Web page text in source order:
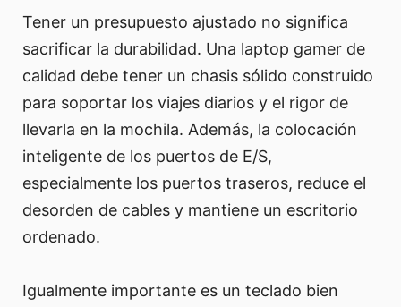
Tener un presupuesto ajustado no significa
sacrificar la durabilidad. Una laptop gamer de
calidad debe tener un chasis sólido construido
para soportar los viajes diarios y el rigor de
llevarla en la mochila. Además, la colocación
inteligente de los puertos de E/S,
especialmente los puertos traseros, reduce el
desorden de cables y mantiene un escritorio
ordenado.
Igualmente importante es un teclado bien